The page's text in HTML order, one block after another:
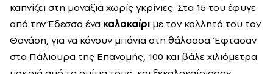
καπνίζει στη μοναξιά χωρίς γκρίνιες. Στα 15 του έφυγε
από την Έδεσσα ένα καλοκαίρι με τον κολλητό του τον
Θανάση, για να κάνουν μπάνια στη θάλασσα. Έφτασαν
στα Πάλιουρα της Επανομής, 100 και βάλε χιλιόμετρα